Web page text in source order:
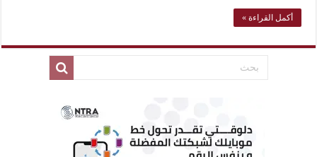
أكمل القراءة »